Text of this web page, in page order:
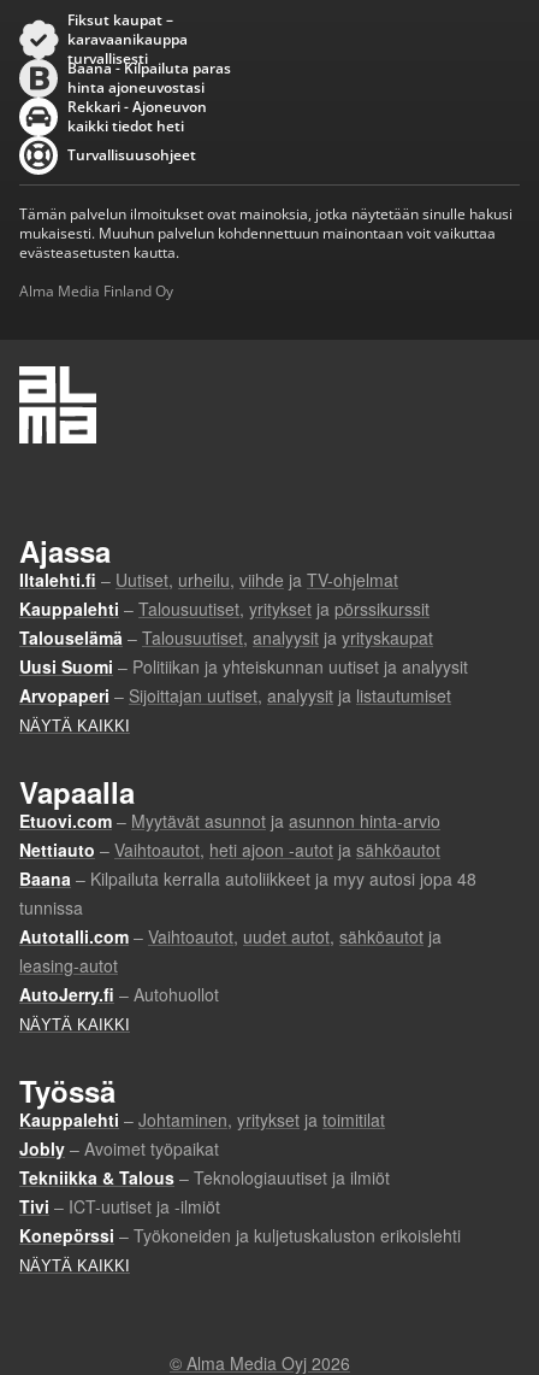
Fiksut kaupat –
karavaanikauppa
turvallisesti
Baana - Kilpailuta paras
hinta ajoneuvostasi
Rekkari - Ajoneuvon
kaikki tiedot heti
Turvallisuusohjeet
Tämän palvelun ilmoitukset ovat mainoksia, jotka näytetään sinulle hakusi
mukaisesti. Muuhun palvelun kohdennettuun mainontaan voit vaikuttaa
evästeasetusten kautta.
Alma Media Finland Oy